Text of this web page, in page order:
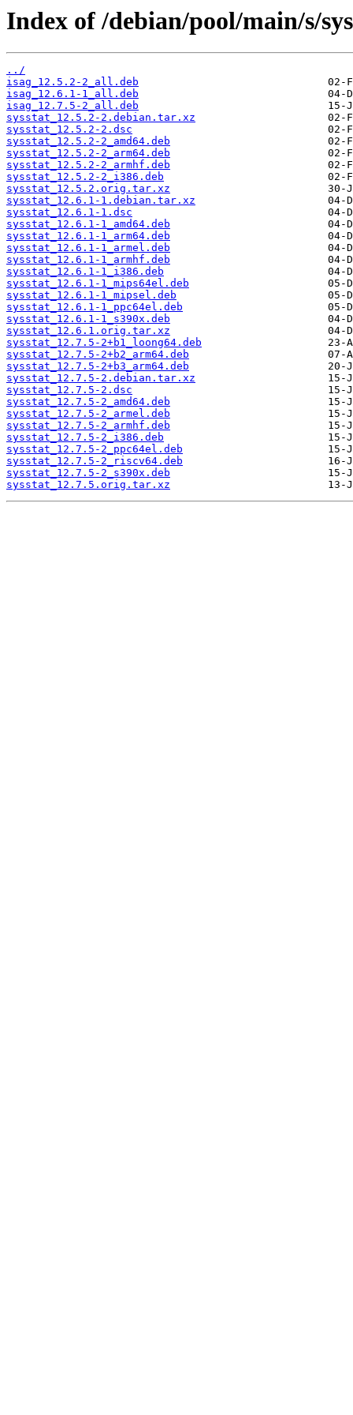
Index of /debian/pool/main/s/
../
isag_12.5.2-2_all.deb
isag_12.6.1-1_all.deb
isag_12.7.5-2_all.deb
sysstat_12.5.2-2.debian.tar.xz
sysstat_12.5.2-2.dsc
sysstat_12.5.2-2_amd64.deb
sysstat_12.5.2-2_arm64.deb
sysstat_12.5.2-2_armhf.deb
sysstat_12.5.2-2_i386.deb
sysstat_12.5.2.orig.tar.xz
sysstat_12.6.1-1.debian.tar.xz
sysstat_12.6.1-1.dsc
sysstat_12.6.1-1_amd64.deb
sysstat_12.6.1-1_arm64.deb
sysstat_12.6.1-1_armel.deb
sysstat_12.6.1-1_armhf.deb
sysstat_12.6.1-1_i386.deb
sysstat_12.6.1-1_mips64el.deb
sysstat_12.6.1-1_mipsel.deb
sysstat_12.6.1-1_ppc64el.deb
sysstat_12.6.1-1_s390x.deb
sysstat_12.6.1.orig.tar.xz
sysstat_12.7.5-2+b1_loong64.deb
sysstat_12.7.5-2+b2_arm64.deb
sysstat_12.7.5-2+b3_arm64.deb
sysstat_12.7.5-2.debian.tar.xz
sysstat_12.7.5-2.dsc
sysstat_12.7.5-2_amd64.deb
sysstat_12.7.5-2_armel.deb
sysstat_12.7.5-2_armhf.deb
sysstat_12.7.5-2_i386.deb
sysstat_12.7.5-2_ppc64el.deb
sysstat_12.7.5-2_riscv64.deb
sysstat_12.7.5-2_s390x.deb
sysstat_12.7.5.orig.tar.xz